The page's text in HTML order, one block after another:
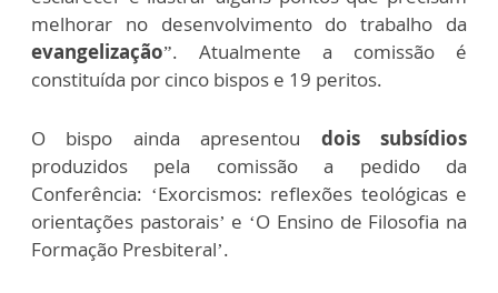
melhorar no desenvolvimento do trabalho da
evangelização”. Atualmente a comissão é
constituída por cinco bispos e 19 peritos.
O bispo ainda apresentou dois subsídios
produzidos pela comissão a pedido da
Conferência: ‘Exorcismos: reflexões teológicas e
orientações pastorais’ e ‘O Ensino de Filosofia na
Formação Presbiteral’.